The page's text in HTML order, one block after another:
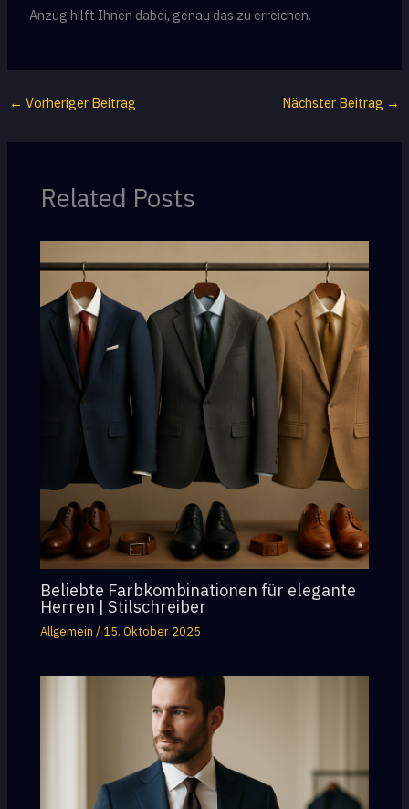
Anzug hilft Ihnen dabei, genau das zu erreichen.
← Vorheriger Beitrag Nächster Beitrag →
Related Posts
Beliebte Farbkombinationen für elegante
Herren | Stilschreiber
Allgemein / 15. Oktober 2025